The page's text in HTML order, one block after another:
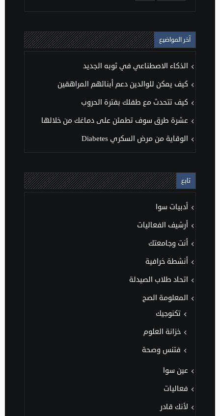
آخر المواضيع
الذكاء الاصطناعي في ثوبه الجديد
كيف يمكن للوالدين دعم أبنائهم المراهقين
كيف تتحدث مع طفلك بفترة الحروب
عشرة طرق سوف تطمئن على دماغك من خلالها
الوقاية من مرض السكري Diabetes
تابع
أدبيات سوا
أرشيف الفعاليات
أنت وجامعتك
أنشطة خرافية
اتحاد طلاب الصيدلة
المعلومة الصح
تكنوجيك
خزانة العلوم
فتنس وصحة
عين سوا
فعاليات
لأنك قادر